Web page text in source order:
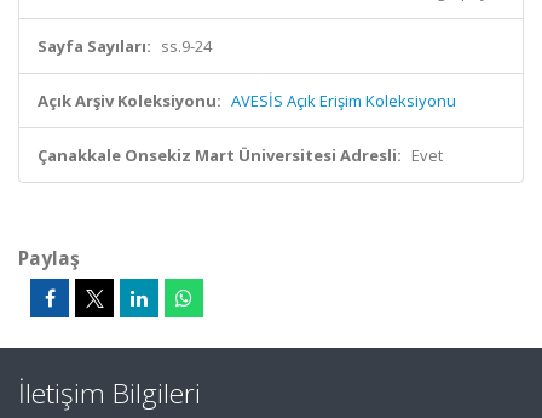
Sayfa Sayıları: ss.9-24
Açık Arşiv Koleksiyonu: AVESİS Açık Erişim Koleksiyonu
Çanakkale Onsekiz Mart Üniversitesi Adresli: Evet
Paylaş
İletişim Bilgileri